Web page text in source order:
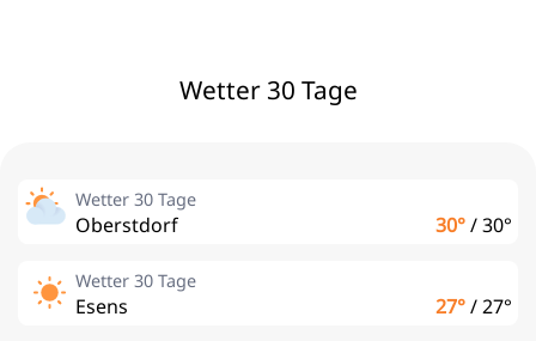
Wetter 30 Tage
Wetter 30 Tage
Oberstdorf 30°/30°
Wetter 30 Tage
Esens 27°/27°